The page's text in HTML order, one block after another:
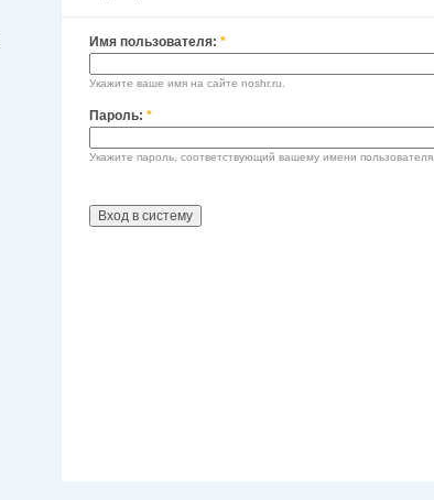
Имя пользователя: *
Укажите ваше имя на сайте noshr.ru.
Пароль: *
Укажите пароль, соответствующий вашему имени пользователя.